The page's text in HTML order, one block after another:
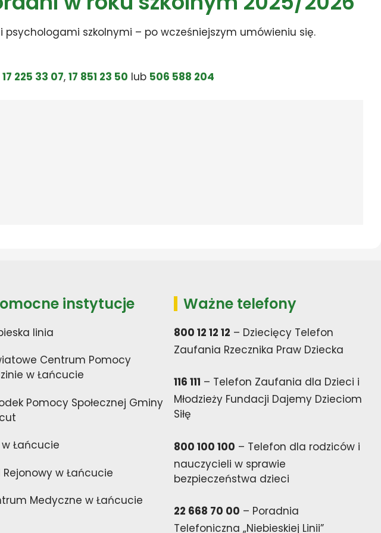
szkolnymi – po wcześniejszym umówieniu się.
17 225 33 07, 17 851 23 50 lub 506 588 204
instytucje
linia
Centrum Pomocy
w Łańcucie
Pomocy Społecznej Gminy
w Łańcucie
Rejonowy w Łańcucie
Medyczne w Łańcucie
Ważne telefony
800 12 12 12 – Dziecięcy Telefon
Zaufania Rzecznika Praw Dziecka
116 111 – Telefon Zaufania dla Dzieci i
Młodzieży Fundacji Dajemy Dzieciom
Siłę
800 100 100 – Telefon dla rodziców i
nauczycieli w sprawie
bezpieczeństwa dzieci
22 668 70 00 – Poradnia
Telefoniczna „Niebieskiej Linii”